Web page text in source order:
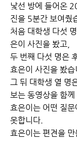
낯선 방에 들어온
진을 5분간 보여줬
처음 대학생 다섯
은이 사진을 봤고,
두 번째 다섯 명은
효은이 사진을 봤습
그 뒤 대학생 열 명
보는 동영상을 함
효은이는 어떤 질
못합니다.
효은이는 편견을